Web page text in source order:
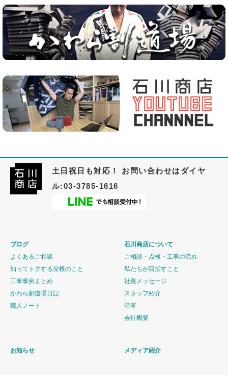
土日祝日も対応！ お問い合わせはダイヤ
ル:03-3785-1616
ブログ
よくあるご相談
知ってトクする屋根のこと
工事事例まとめ
かわら割道場日記
職人ノート
石川商店について
ご相談・点検・工事の流れ
私たちが目指すこと
社長メッセージ
スタッフ紹介
沿革
会社概要
お知らせ メディア紹介